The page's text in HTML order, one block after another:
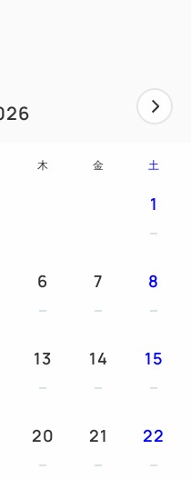
ニューの朝食をお楽
組み合わせて朝食券に
合、差額分はお客様
予めご了承ください。
ックイン機を採用。予
木 金 土
1
6 7 8
13 14 15
20 21 22